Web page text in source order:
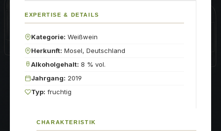
EXPERTISE & DETAILS
Kategorie: Weißwein
Herkunft: Mosel, Deutschland
Alkoholgehalt: 8 % vol.
Jahrgang: 2019
Typ: fruchtig
CHARAKTERISTIK